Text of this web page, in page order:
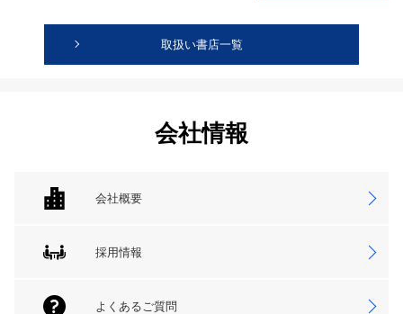
取扱い書店一覧
会社情報
会社概要
採用情報
よくあるご質問